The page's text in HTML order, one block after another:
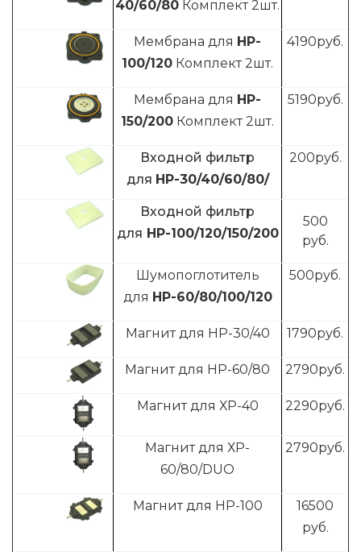
40/60/80 Комплект 2шт.
Мембрана для HP-
100/120 Комплект 2шт.
4190руб.
Мембрана для HP-
150/200 Комплект 2шт.
5190руб.
Входной фильтр
для HP-30/40/60/80/
200руб.
Входной фильтр
для HP-100/120/150/200
500
руб.
Шумопоглотитель
для HP-60/80/100/120
500руб.
Магнит для HP-30/40 1790руб.
Магнит для HP-60/80 2790руб.
Магнит для ХP-40 2290руб.
Магнит для ХP-
60/80/DUO
2790руб.
Магнит для HP-100
16500
руб.